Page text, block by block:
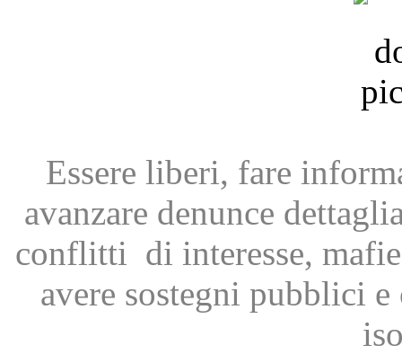
Essere liberi, fare
avanzare denunce
conflitti di interesse,
avere sostegni pubblici